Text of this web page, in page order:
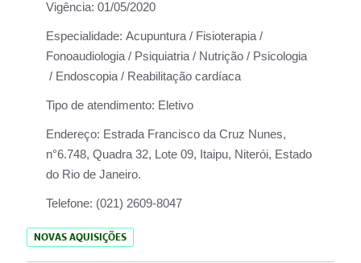
Vigência: 01/05/2020
Especialidade: Acupuntura / Fisioterapia /
Fonoaudiologia / Psiquiatria / Nutrição / Psicologia
/ Endoscopia / Reabilitação cardíaca
Tipo de atendimento: Eletivo
Endereço: Estrada Francisco da Cruz Nunes,
n°6.748, Quadra 32, Lote 09, Itaipu, Niterói, Estado
do Rio de Janeiro.
Telefone: (021) 2609-8047
NOVAS AQUISIÇÕES